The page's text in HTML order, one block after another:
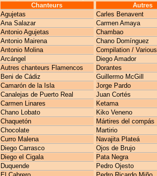
Chanteurs
Agujetas
Ana Salazar
Antonio Agujetas
Antonio Mairena
Antonio Molina
Arcángel
Autres chanteurs Flamencos
Beni de Cádiz
Camarón de la Isla
Canalejas de Puerto Real
Carmen Linares
Chano Lobato
Chaquetón
Chocolate
Curro Malena
Diego Carrasco
Diego el Cigala
Duquende
Autres
Carles Benavent
Carmen Amaya
Chambao
Chano Domínguez
Compilation / Various
Diego Amador
Dorantes
Guillermo McGill
Jorge Pardo
Juan Cortés
Ketama
Kiko Veneno
Mártires del compás
Martirio
Navajita Plateá
Ojos de Brujo
Pata Negra
Pedro Ojesto